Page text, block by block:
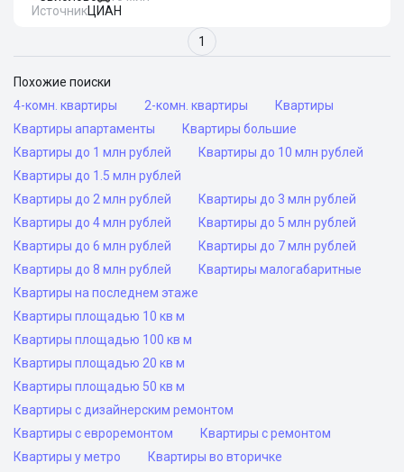
ИсточникЦИАН
1
Похожие поиски
4-комн. квартиры
2-комн. квартиры
Квартиры
Квартиры апартаменты
Квартиры большие
Квартиры до 1 млн рублей
Квартиры до 10 млн рублей
Квартиры до 1.5 млн рублей
Квартиры до 2 млн рублей
Квартиры до 3 млн рублей
Квартиры до 4 млн рублей
Квартиры до 5 млн рублей
Квартиры до 6 млн рублей
Квартиры до 7 млн рублей
Квартиры до 8 млн рублей
Квартиры малогабаритные
Квартиры на последнем этаже
Квартиры площадью 10 кв м
Квартиры площадью 100 кв м
Квартиры площадью 20 кв м
Квартиры площадью 50 кв м
Квартиры с дизайнерским ремонтом
Квартиры с евроремонтом
Квартиры с ремонтом
Квартиры у метро
Квартиры во вторичке